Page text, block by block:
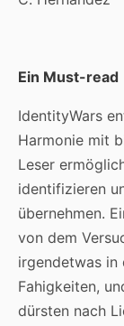
Ein Must-read
IdentityWars
Harmonie mit
Leser
identifizieren
übernehmen.
von dem
irgendetwas in
Fahigkeiten,
dürsten nach